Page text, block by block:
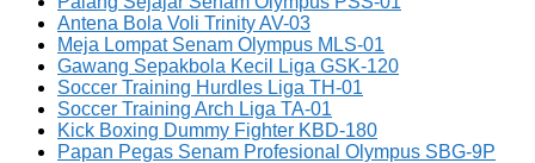
Antena Bola Voli Trinity AV-03
Meja Lompat Senam Olympus MLS-01
Gawang Sepakbola Kecil Liga GSK-120
Soccer Training Hurdles Liga TH-01
Soccer Training Arch Liga TA-01
Kick Boxing Dummy Fighter KBD-180
Papan Pegas Senam Profesional Olympus SBG-9P